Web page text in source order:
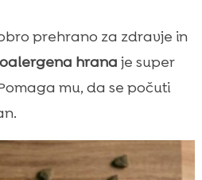
prehrano za zdravje in
hrana je super
mu, da se počuti